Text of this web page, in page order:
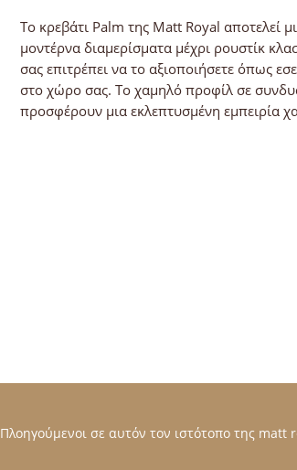
Το κρεβάτι Palm της Μatt Royal αποτελεί
μοντέρνα διαμερίσματα μέχρι ρουστίκ
σας επιτρέπει να το αξιοποιήσετε όπως
στο χώρο σας. Το χαμηλό προφίλ σε
προσφέρουν μια εκλεπτυσμένη εμπειρία
Πλοηγούμενοι σε αυτόν τον ιστότοπο της matt